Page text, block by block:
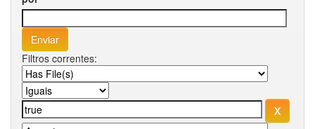
Filtros correntes: